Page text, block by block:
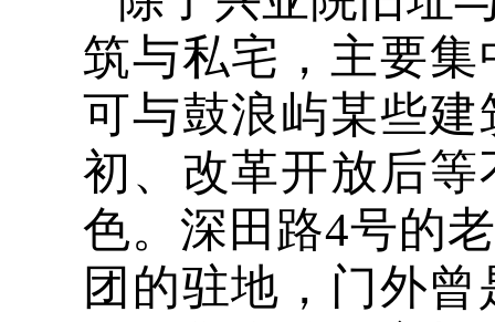
筑与私宅，主要
可与鼓浪屿某些
初、改革开放后
色。深田路4号的
团的驻地，门外